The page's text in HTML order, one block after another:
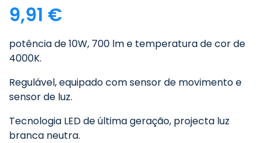
9,91 €
potência de 10W, 700 lm e temperatura de cor de
4000K.
Regulável, equipado com sensor de movimento e
sensor de luz.
Tecnologia LED de última geração, projecta luz
branca neutra.